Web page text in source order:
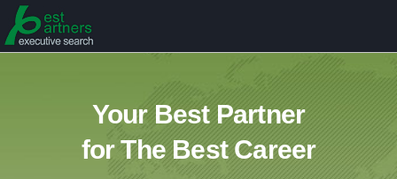
Your Best Partner
for The Best Career